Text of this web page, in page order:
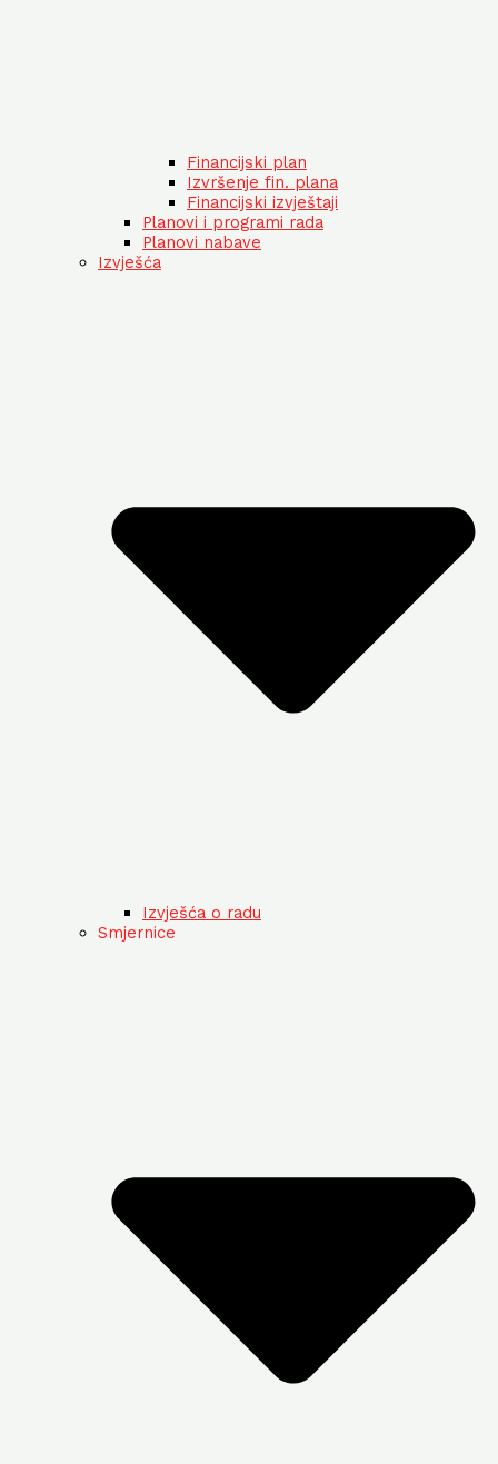
Financijski plan
Izvršenje fin. plana
Financijski izvještaji
Planovi i programi rada
Planovi nabave
Izvješća
Izvješća o radu
Smjernice